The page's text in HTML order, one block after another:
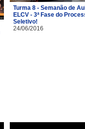
Turma 8 - Semanão de
ELCV - 3ª Fase do
Seletivo!
24/06/2016